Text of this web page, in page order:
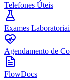
Telefones Úteis
Exames
Agendamento de
FlowDocs